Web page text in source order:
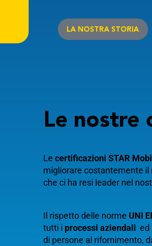
LA NOSTRA STORIA
Le nostre
Le certificazioni STAR
migliorare costantemente
che ci ha resi leader nel
Il rispetto delle norme UNI
tutti i processi aziendali
di persone al rifornimento,